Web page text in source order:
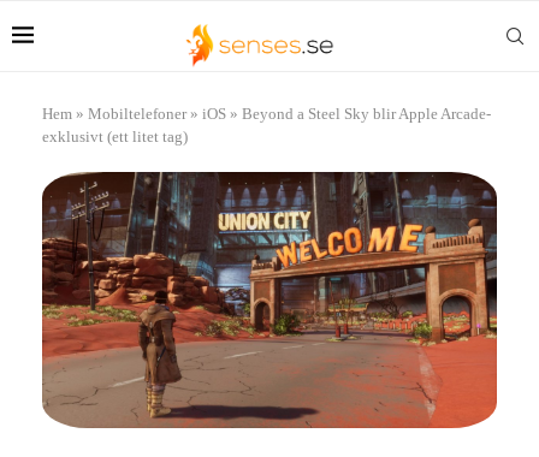
Hem » Mobiltelefoner» iOS » Beyond a Steel Sky blir Apple Arcade-
exklusivt (ett litet tag)